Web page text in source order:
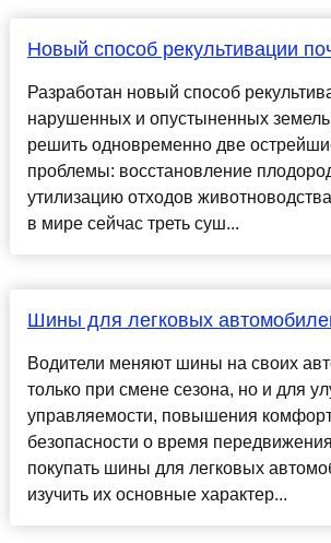
Новый способ рекультивации
Разработан новый способ
нарушенных и опустыненных
решить одновременно две
проблемы: восстановление
утилизацию отходов
в мире сейчас треть суш...
Шины для легковых
Водители меняют шины на своих
только при смене сезона, но и для
управляемости, повышения
безопасности о время
покупать шины для легковых
изучить их основные характер...